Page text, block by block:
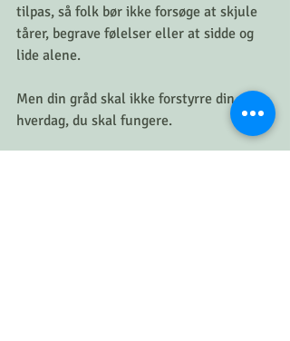
tilpas, så folk bør ikke forsøge at skjule
tårer, begrave følelser eller at sidde og
lide alene.
Men din gråd skal ikke forstyrre din
hverdag, du skal fungere.